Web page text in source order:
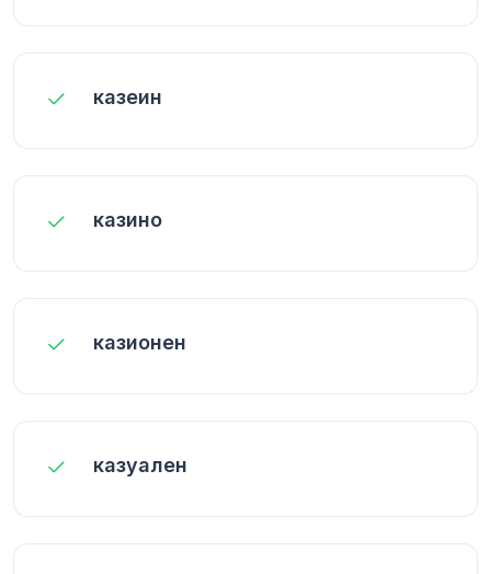
казеин
казино
казионен
казуален